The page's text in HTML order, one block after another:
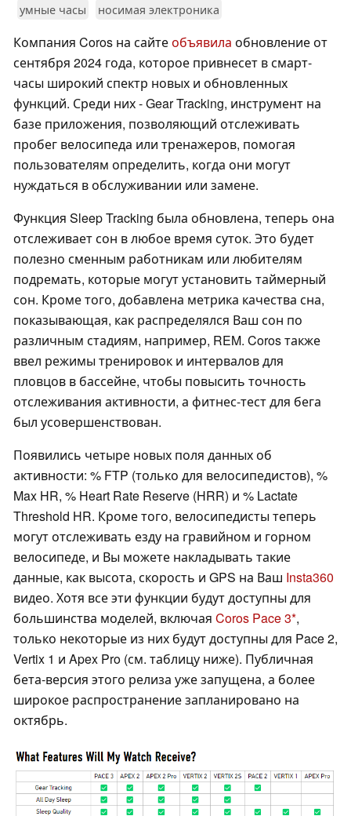
умные часы носимая электроника
Компания Coros на сайтеобъявила обновление от
сентября 2024 года, которое привнесет в смарт-
часы широкий спектр новых и обновленных
функций. Среди них - Gear Tracking, инструмент на
базе приложения, позволяющий отслеживать
пробег велосипеда или тренажеров, помогая
пользователям определить, когда они могут
нуждаться в обслуживании или замене.
Функция Sleep Tracking была обновлена, теперь она
отслеживает сон в любое время суток. Это будет
полезно сменным работникам или любителям
подремать, которые могут установить таймерный
сон. Кроме того, добавлена метрика качества сна,
показывающая, как распределялся Ваш сон по
различным стадиям, например, REM. Coros также
ввел режимы тренировок и интервалов для
пловцов в бассейне, чтобы повысить точность
отслеживания активности, а фитнес-тест для бега
был усовершенствован.
Появились четыре новых поля данных об
активности: % FTP (только для велосипедистов), %
Max HR, % Heart Rate Reserve (HRR) и % Lactate
Threshold HR. Кроме того, велосипедисты теперь
могут отслеживать езду на гравийном и горном
велосипеде, и Вы можете накладывать такие
данные, как высота, скорость и GPS на Ваш Insta360
видео. Хотя все эти функции будут доступны для
большинства моделей, включая Coros Pace 3 ,
только некоторые из них будут доступны для Pace 2,
Vertix 1 и Apex Pro (см. таблицу ниже). Публичная
бета-версия этого релиза уже запущена, а более
широкое распространение запланировано на
октябрь.